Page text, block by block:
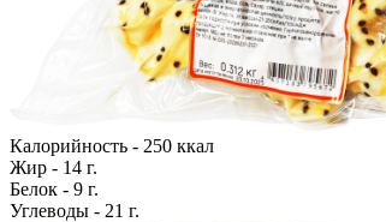
Калорийность - 250 ккал
Жир - 14 г.
Белок - 9 г.
Углеводы - 21 г.